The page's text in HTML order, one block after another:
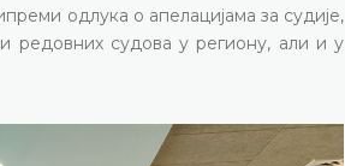
одлука о апелацијама за судије,
редовних судова у региону, али и у